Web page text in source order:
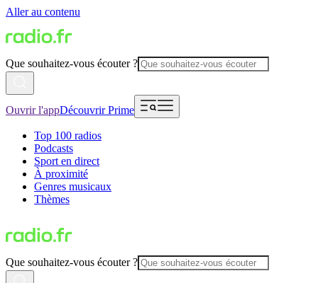
Aller au contenu
Que souhaitez-vous écouter ?
Ouvrir l'appDécouvrir Prime
Top 100 radios
Podcasts
Sport en direct
À proximité
Genres musicaux
Thèmes
Que souhaitez-vous écouter ?